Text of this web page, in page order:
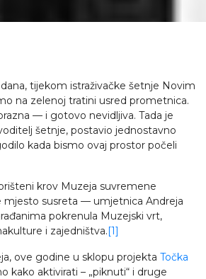
tijekom istraživačke šetnje Novim
na zelenoj tratini usred prometnica.
— i gotovo nevidljiva. Tada je
šetnje, postavio jednostavno
kada bismo ovaj prostor počeli
krov Muzeja suvremene
mjesto susreta — umjetnica Andreja
pokrenula Muzejski vrt,
i zajedništva.[1]
ove godine u sklopu projekta Točka
kako aktivirati – „piknuti“ i druge